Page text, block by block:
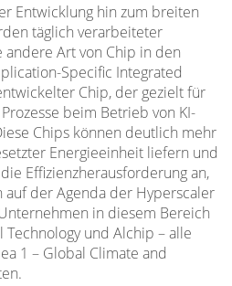
Entwicklung hin zum breiten
täglich verarbeiteter
Art von Chip in den
Specific Integrated
Chip, der gezielt für
beim Betrieb von KI-
Chips können deutlich mehr
Energieeinheit liefern und
Effizienzherausforderung an,
auf der Agenda der Hyperscaler
in diesem Bereich
und Alchip – alle
1 – Global Climate and